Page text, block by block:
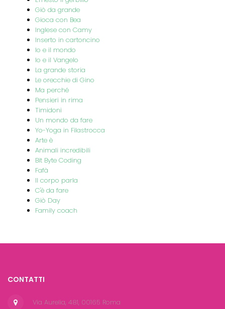
Giò da grande
Gioca con Bea
Inglese con Camy
Inserto in cartoncino
Io e il mondo
Io e il Vangelo
La grande storia
Le orecchie di Gino
Ma perché
Pensieri in rima
Timidoni
Un mondo da fare
Yo-Yoga in Filastrocca
Arte è
Animali incredibili
Bit Byte Coding
Fafà
Il corpo parla
C'è da fare
Giò Day
Family coach
CONTATTI
Via Aurelia, 481, 00165 Roma